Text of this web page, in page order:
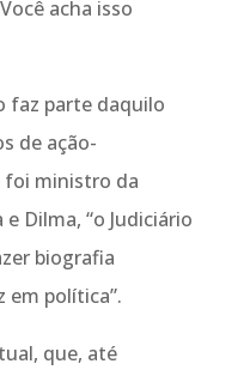
acha isso
faz parte daquilo
de ação-
foi ministro da
Dilma, “o Judiciário
biografia
em política”.
que, até